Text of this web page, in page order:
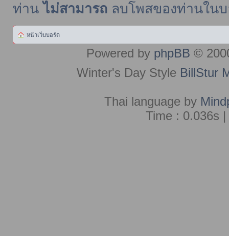
ท่าน ไม่สามารถลบโพสของท่านใน
หน้าเว็บบอร์ด
Powered by phpBB ©
Winter's Day Style BillStur
Thai language by
Time : 0.036s